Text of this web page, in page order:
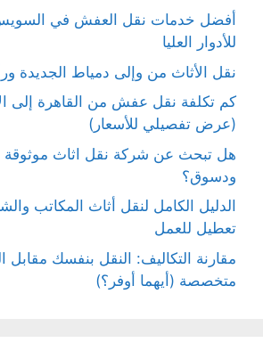
أفضل خدمات نقل العفش في
للأدوار العليا
نقل الأثاث من وإلى دمياط الجديدة
كم تكلفة نقل عفش من القاهرة إلى
(عرض تفصيلي للأسعار)
هل تبحث عن شركة نقل اثاث موثوقة
ودسوق؟
الدليل الكامل لنقل أثاث المكاتب
تعطيل للعمل
مقارنة التكاليف: النقل بنفسك مقابل
متخصصة (أيهما أوفر؟)